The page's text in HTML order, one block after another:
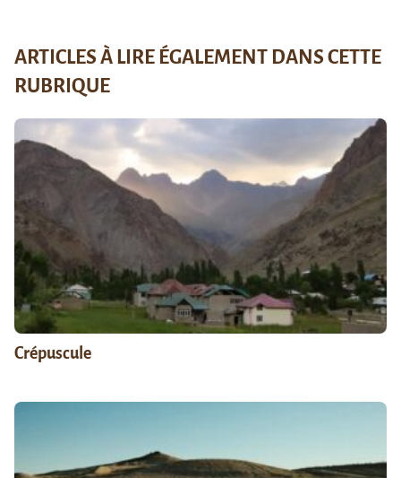
ARTICLES À LIRE ÉGALEMENT DANS CETTE
RUBRIQUE
Crépuscule